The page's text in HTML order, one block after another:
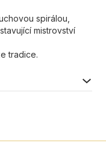
spirálou,
mistrovství
tradice.